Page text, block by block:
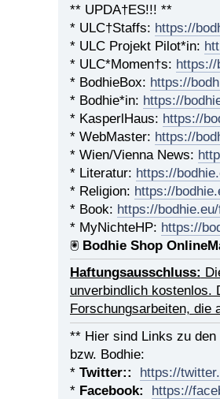
** UPDA†ES!!! **
* ULC†Staffs: https://
* ULC Projekt Pilot*in:
* ULC*Momen†s: https://
* BodhieBox: https://
* Bodhie*in: https://
* KasperlHaus: https://
* WebMaster: https://
* Wien/Vienna News:
* Literatur: https://
* Religion: https://
* Book: https://
* MyNichteHP: https://
🖲 Bodhie Shop
Haftungsausschluss:
unverbindlich kostenlos.
Forschungsarbeiten, die
** Hier sind Links zu
bzw. Bodhie:
* Twitter::
https://
* Facebook:
https://